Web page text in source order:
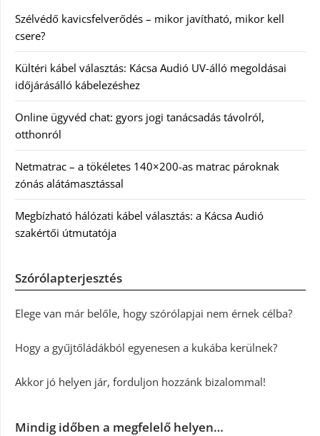
Szélvédő kavicsfelverődés – mikor javítható, mikor kell
csere?
Kültéri kábel választás: Kácsa Audió UV-álló megoldásai
időjárásálló kábelezéshez
Online ügyvéd chat: gyors jogi tanácsadás távolról,
otthonról
Netmatrac – a tökéletes 140×200-as matrac pároknak
zónás alátámasztással
Megbízható hálózati kábel választás: a Kácsa Audió
szakértői útmutatója
Szórólapterjesztés
Elege van már belőle, hogy szórólapjai nem érnek célba?
Hogy a gyűjtőládákból egyenesen a kukába kerülnek?
Akkor jó helyen jár, forduljon hozzánk bizalommal!
Mindig időben a megfelelő helyen…